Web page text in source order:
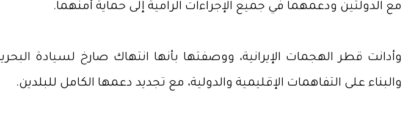
مع الدولتين ودعمهما في جميع الإجراءات الرامية إلى حماية أمنهما.
وأدانت قطر الهجمات الإيرانية، ووصفتها بأنها انتهاك صارخ لسيادة
والبناء على التفاهمات الإقليمية والدولية، مع تجديد دعمها الكامل للبلدين.